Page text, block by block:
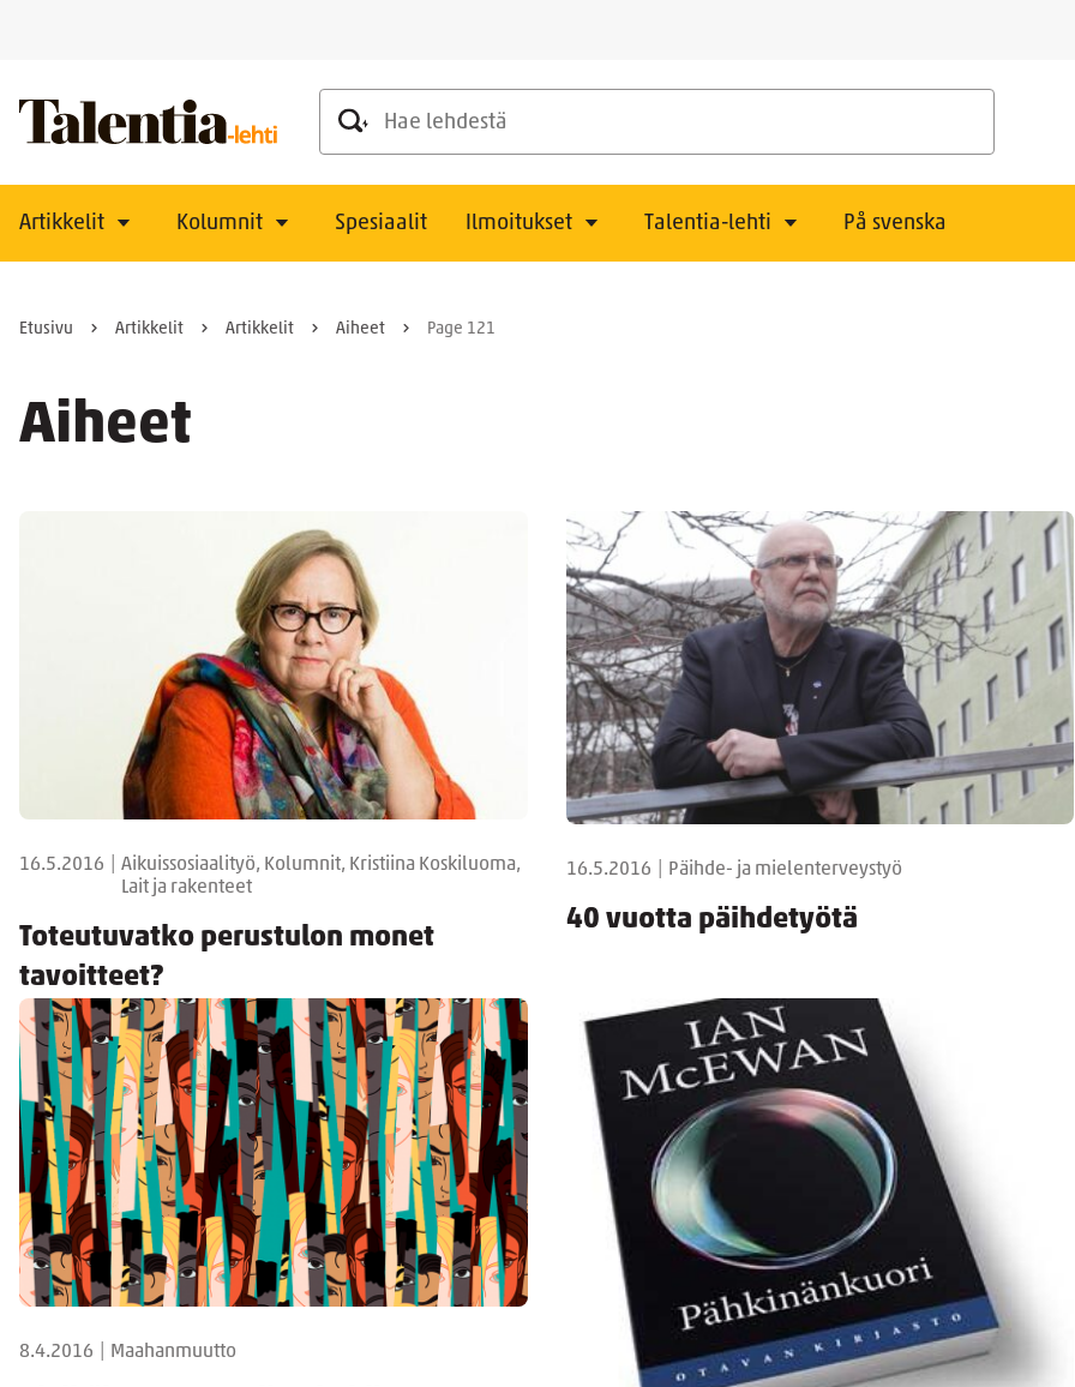
Hae lehdestä
Artikkelit Kolumnit Spesiaalit Ilmoitukset Talentia-lehti På svenska
Etusivu Artikkelit Artikkelit Aiheet Page 121
Aiheet
16.5.2016
Aikuissosiaalityö, Kolumnit, Kristiina Koskiluoma,
Lait ja rakenteet
Toteutuvatko perustulon monet
tavoitteet?
16.5.2016 Päihde- ja mielenterveystyö
40 vuotta päihdetyötä
8.4.2016 Maahanmuutto